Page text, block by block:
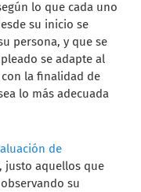
lo que cada uno
su inicio se
persona, y que se
se adapte al
la finalidad de
lo más adecuada
de
justo aquellos que
su